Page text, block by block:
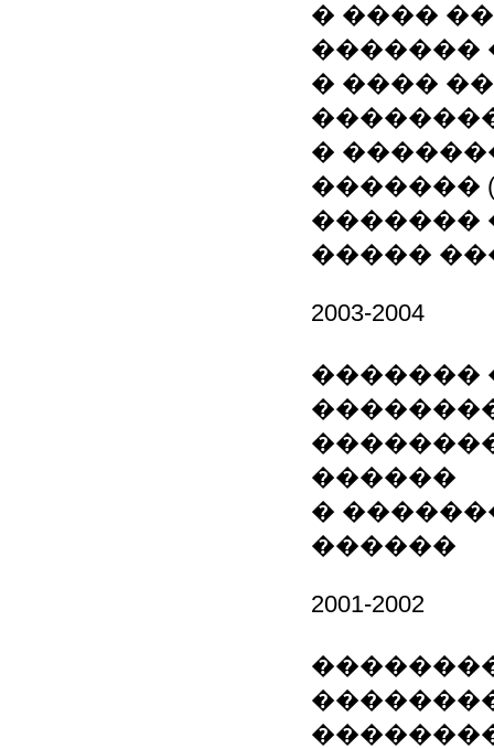
� ����
�������
� ����
�
�������
�������
�����
2003-2004
�������
������
�
������
2001-2002